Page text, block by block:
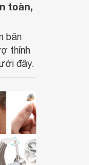
toàn,
băn
thính
đây.